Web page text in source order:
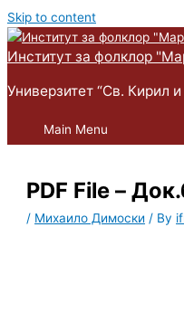
Skip to content
Институт за фолклор
Универзитет “Св. Кирил
Main Menu
PDF File –
/ Михаило Димоски / By